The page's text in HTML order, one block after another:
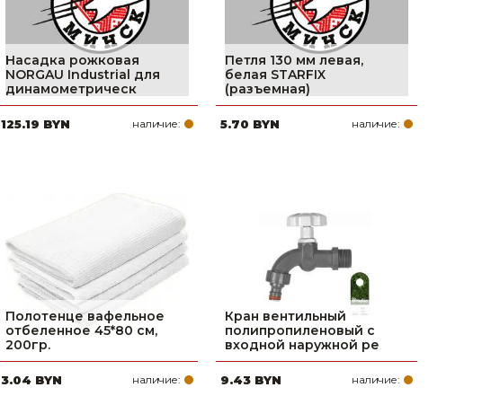
Насадка рожковая
NORGAU Industrial для
динамометрическ
125.19 BYN наличие:
Петля 130 мм левая,
белая STARFIX
(разъемная)
5.70 BYN наличие:
Полотенце вафельное
отбеленное 45*80 см,
200гр.
3.04 BYN наличие:
Кран вентильный
полипропиленовый с
входной наружной ре
9.43 BYN наличие: